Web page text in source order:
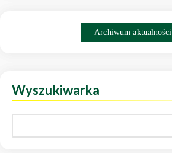
Archiwum aktualności
Wyszukiwarka